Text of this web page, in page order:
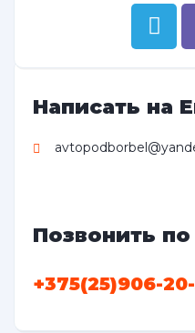
Написать на
Позвонить
+375(25)906-